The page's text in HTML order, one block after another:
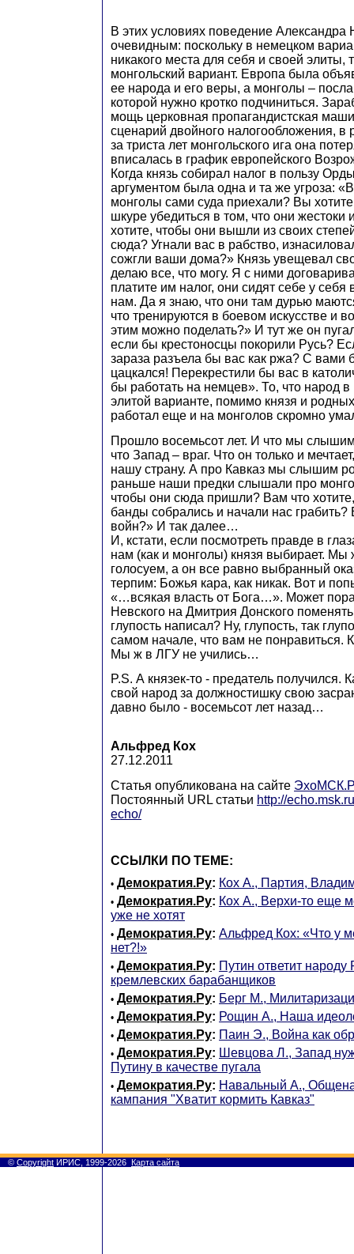
В этих условиях поведение Александра
очевидным: поскольку в немецком
никакого места для себя и своей
монгольский вариант. Европа была
ее народа и его веры, а монголы –
которой нужно кротко подчиниться.
мощь церковная пропагандистская
сценарий двойного налогообложения, в
за триста лет монгольского ига она
вписалась в график европейского
Когда князь собирал налог в пользу
аргументом была одна и та же угроза:
монголы сами суда приехали? Вы
шкуре убедиться в том, что они
хотите, чтобы они вышли из своих
сюда? Угнали вас в рабство,
сожгли ваши дома?» Князь увещевал
делаю все, что могу. Я с ними
платите им налог, они сидят себе у себя
нам. Да я знаю, что они там дурью
что тренируются в боевом искусстве и
этим можно поделать?» И тут же он
если бы крестоносцы покорили Русь?
зараза разъела бы вас как ржа? С вами
цацкался! Перекрестили бы вас в
бы работать на немцев». То, что народ
элитой варианте, помимо князя и
работал еще и на монголов скромно
Прошло восемьсот лет. И что мы
что Запад – враг. Что он только и
нашу страну. А про Кавказ мы слышим
раньше наши предки слышали про
чтобы они сюда пришли? Вам что
банды собрались и начали нас
войн?» И так далее…
И, кстати, если посмотреть правде в
нам (как и монголы) князя выбирает. Мы
голосуем, а он все равно выбранный
терпим: Божья кара, как никак. Вот и
«…всякая власть от Бога…». Может
Невского на Дмитрия Донского
глупость написал? Ну, глупость, так
самом начале, что вам не понравиться.
Мы ж в ЛГУ не учились…
P.S. А князек-то - предатель получился.
свой народ за должностишку свою
давно было - восемьсот лет назад…
Альфред Кох
27.12.2011
Статья опубликована на сайте
Постоянный URL статьи http://
echo/
ССЫЛКИ ПО ТЕМЕ:
• Демократия.Ру: Кох А., Партия,
• Демократия.Ру: Кох А., Верхи-то еще
уже не хотят
• Демократия.Ру: Альфред Кох: «Что у
нет?!»
• Демократия.Ру: Путин ответит народу
кремлевских барабанщиков
• Демократия.Ру: Берг М.,
• Демократия.Ру: Рощин А., Наша
• Демократия.Ру: Паин Э., Война как
• Демократия.Ру: Шевцова Л., Запад
Путину в качестве пугала
• Демократия.Ру: Навальный А.,
кампания "Хватит кормить Кавказ"
© Copyright ИРИС, 1999-2026 Карта сайта